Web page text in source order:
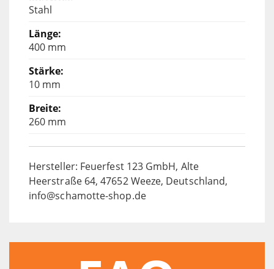
Stahl
400 mm
10 mm
260 mm
Hersteller: Feuerfest 123 GmbH, Alte
Heerstraße 64, 47652 Weeze, Deutschland,
info@schamotte-shop.de